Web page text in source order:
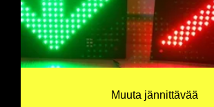
Muuta jännittävää